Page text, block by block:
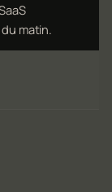
matin.